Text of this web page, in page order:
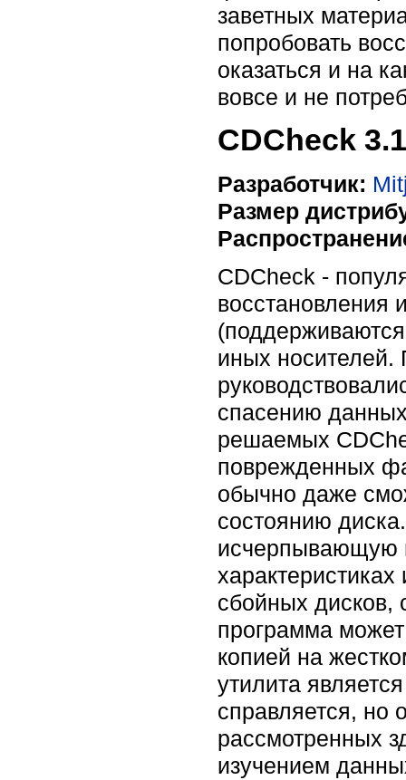
заветных
попробовать
оказаться и на
вовсе и не
CDCheck
Разработчик:
Размер
CDCheck -
восстановления
иных носителей.
спасению
решаемых
поврежденных
обычно даже
состоянию
исчерпывающую
сбойных дисков,
программа может
копией на
утилита
справляется, но
рассмотренных
изучением